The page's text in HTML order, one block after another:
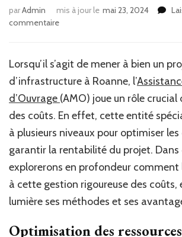
parAdmin mis à jour le mai 23, 2024
commentairesur
la
maîtrise
d’ouvrage
contribue-
t-
elle
à
gestion
des
coûts
de
dans
Lorsqu’il s’agit de mener à bien un
d’infrastructure à Roanne, l’
d’Ouvrage (AMO) joue un rôle
des coûts. En effet, cette entité
à plusieurs niveaux pour optimiser
garantir la rentabilité du projet. Dans
explorerons en profondeur comment
à cette gestion rigoureuse des
lumière ses méthodes et ses
Optimisation des